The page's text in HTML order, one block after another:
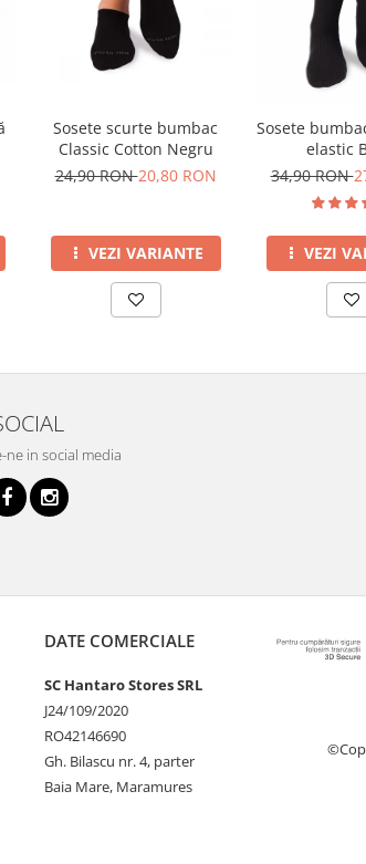
Sosete scurte bumbac
Classic Cotton Negru
24,90 RON20,80 RON
VEZI VARIANTE
Sosete
elastic
34,90 RON
VEZI
ne in social media
DATE COMERCIALE
SC Hantaro Stores SRL
J24/109/2020
RO42146690
Gh. Bilascu nr. 4, parter
Baia Mare, Maramures